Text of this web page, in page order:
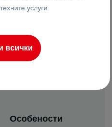
Особености
услуги.
всички